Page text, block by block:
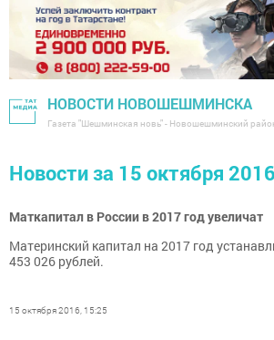
НОВОСТИ НОВОШЕШМИНСКА
Газета "Шешминская новь" - Новошешминский
Новости за 15 октября 2016
Маткапитал в России в 2017 год увеличат
Материнский капитал на 2017 год
453 026 рублей.
15 октября 2016, 15:25